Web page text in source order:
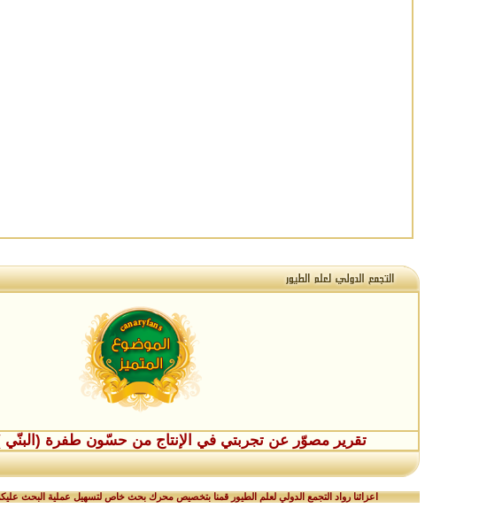
تقرير مصوّر عن تجربتي في الإنتاج من حسّون طفرة (البنّي )
اعزائنا رواد التجمع الدولي لعلم الطيور قمنا بتخصيص محرك بحث خاص لتسهيل عملية البحث